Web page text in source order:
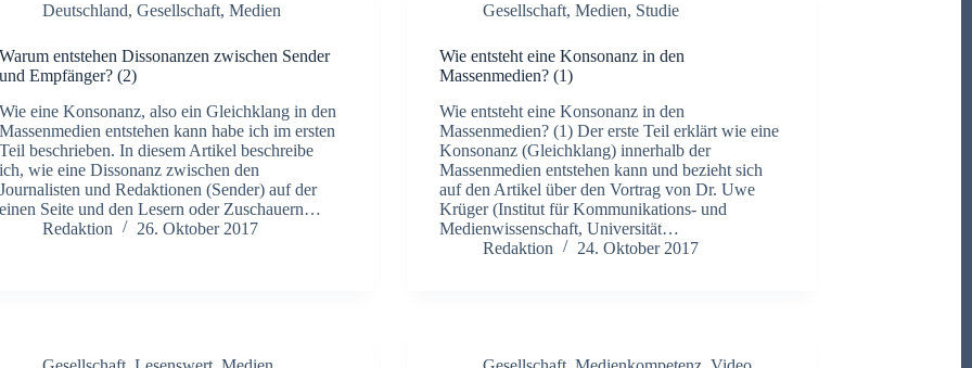
Deutschland, Gesellschaft, Medien
Warum entstehen Dissonanzen zwischen Sender
und Empfänger? (2)
Wie eine Konsonanz, also ein Gleichklang in den
Massenmedien entstehen kann habe ich im ersten
Teil beschrieben. In diesem Artikel beschreibe
ich, wie eine Dissonanz zwischen den
Journalisten und Redaktionen (Sender) auf der
einen Seite und den Lesern oder Zuschauern…
Redaktion
26. Oktober 2017
Gesellschaft,Medien, Studie
Wie entsteht eine Konsonanz in den
Massenmedien? (1)
Wie entsteht eine Konsonanz in den
Massenmedien? (1) Der erste Teil erklärt wie eine
Konsonanz (Gleichklang) innerhalb der
Massenmedien entstehen kann und bezieht sich
auf den Artikel über den Vortrag von Dr. Uwe
Krüger (Institut für Kommunikations- und
Medienwissenschaft, Universität…
Redaktion
24. Oktober 2017